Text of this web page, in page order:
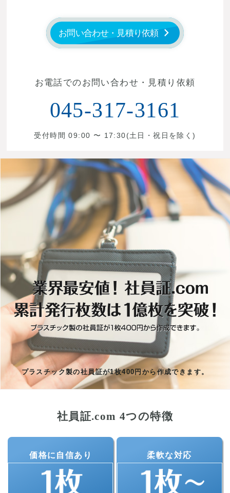
お問い合わせ・見積り依頼
お電話でのお問い合わせ・見積り依頼
045-317-3161
受付時間 09:00 〜 17:30(土日・祝日を除く)
プラスチック製の社員証が1枚400円から作成できます。
社員証.com 4つの特徴
価格に自信あり 柔軟な対応